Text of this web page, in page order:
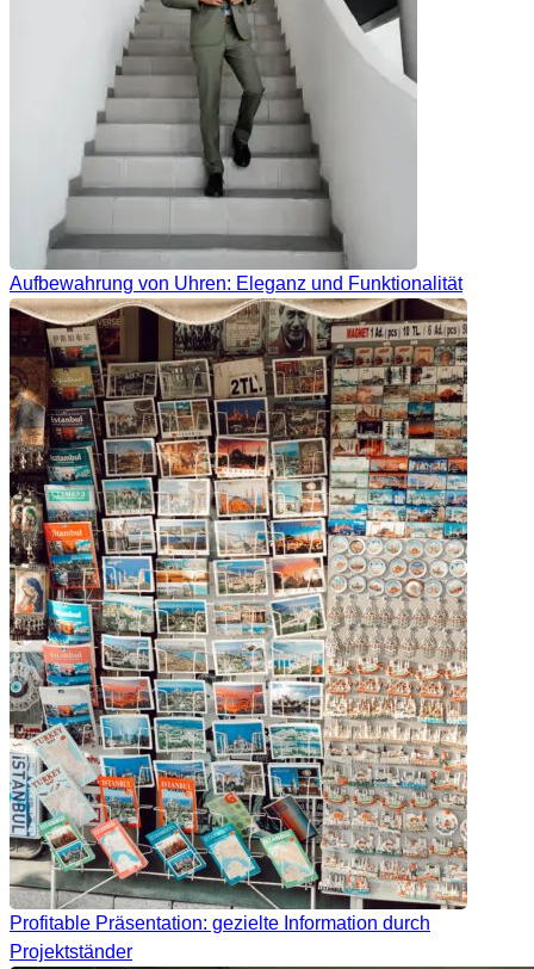
Aufbewahrung von Uhren: Eleganz und Funktionalität
Profitable Präsentation: gezielte Information durch
Projektständer